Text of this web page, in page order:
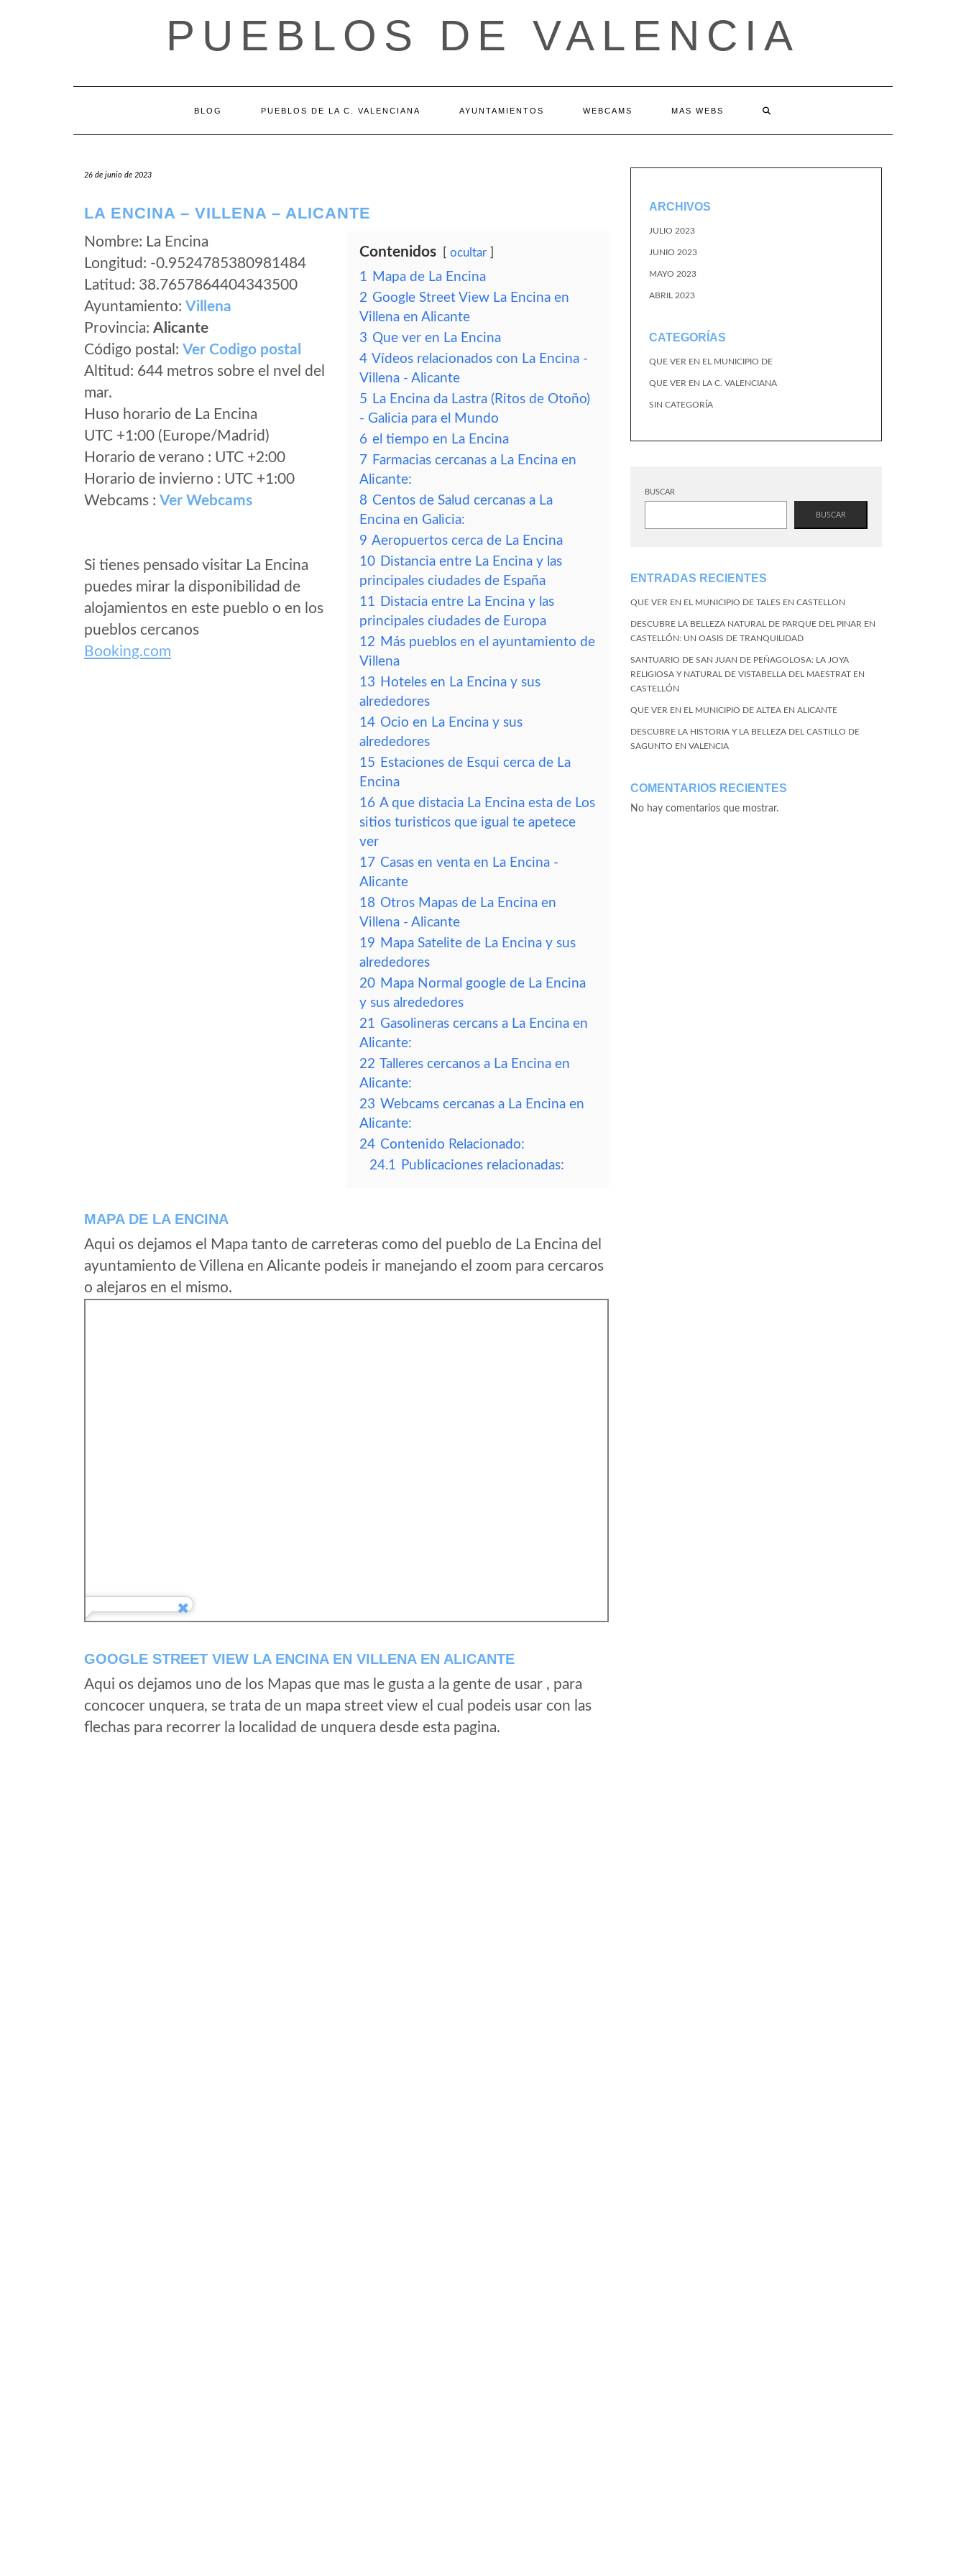
PUEBLOS DE VALENCIA
BLOG PUEBLOS DE LA C. VALENCIANA AYUNTAMIENTOS WEBCAMS MAS WEBS
26 de junio de 2023
LA ENCINA – VILLENA – ALICANTE
Nombre: La Encina
Longitud: -0.9524785380981484
Latitud: 38.7657864404343500
Ayuntamiento: Villena
Provincia: Alicante
Código postal: Ver Codigo postal
Altitud: 644 metros sobre el nvel del
mar.
Huso horario de La Encina
UTC +1:00 (Europe/Madrid)
Horario de verano : UTC +2:00
Horario de invierno : UTC +1:00
Webcams : Ver Webcams
Si tienes pensado visitar La Encina
puedes mirar la disponibilidad de
alojamientos en este pueblo o en los
pueblos cercanos
Booking.com
Contenidos ocultar
1 Mapa de La Encina
2 Google Street View La Encina en
Villena en Alicante
3 Que ver en La Encina
4 Vídeos relacionados con La Encina -
Villena - Alicante
5 La Encina da Lastra (Ritos de Otoño)
- Galicia para el Mundo
6 el tiempo en La Encina
7 Farmacias cercanas a La Encina en
Alicante:
8 Centos de Salud cercanas a La
Encina en Galicia:
9 Aeropuertos cerca de La Encina
10 Distancia entre La Encina y las
principales ciudades de España
11 Distacia entre La Encina y las
principales ciudades de Europa
12 Más pueblos en el ayuntamiento de
Villena
13 Hoteles en La Encina y sus
alrededores
14 Ocio en La Encina y sus
alrededores
15 Estaciones de Esqui cerca de La
Encina
16 A que distacia La Encina esta de Los
sitios turisticos que igual te apetece
ver
17 Casas en venta en La Encina -
Alicante
18 Otros Mapas de La Encina en
Villena - Alicante
19 Mapa Satelite de La Encina y sus
alrededores
20 Mapa Normal google de La Encina
y sus alrededores
21 Gasolineras cercans a La Encina en
Alicante:
22 Talleres cercanos a La Encina en
Alicante:
23 Webcams cercanas a La Encina en
Alicante:
24 Contenido Relacionado:
24.1 Publicaciones relacionadas:
MAPA DE LA ENCINA
Aqui os dejamos el Mapa tanto de carreteras como del pueblo de La Encina del
ayuntamiento de Villena en Alicante podeis ir manejando el zoom para cercaros
o alejaros en el mismo.
GOOGLE STREET VIEW LA ENCINA EN VILLENA EN ALICANTE
Aqui os dejamos uno de los Mapas que mas le gusta a la gente de usar , para
concocer unquera, se trata de un mapa street view el cual podeis usar con las
flechas para recorrer la localidad de unquera desde esta pagina.
ARCHIVOS
JULIO 2023
JUNIO 2023
MAYO 2023
ABRIL 2023
CATEGORÍAS
QUE VER EN EL MUNICIPIO DE
QUE VER EN LA C. VALENCIANA
SIN CATEGORÍA
BUSCAR
BUSCAR
ENTRADAS RECIENTES
QUE VER EN EL MUNICIPIO DE TALES EN CASTELLON
DESCUBRE LA BELLEZA NATURAL DE PARQUE DEL PINAR EN
CASTELLÓN: UN OASIS DE TRANQUILIDAD
SANTUARIO DE SAN JUAN DE PEÑAGOLOSA: LA JOYA
RELIGIOSA Y NATURAL DE VISTABELLA DEL MAESTRAT EN
CASTELLÓN
QUE VER EN EL MUNICIPIO DE ALTEA EN ALICANTE
DESCUBRE LA HISTORIA Y LA BELLEZA DEL CASTILLO DE
SAGUNTO EN VALENCIA
COMENTARIOS RECIENTES
No hay comentarios que mostrar.